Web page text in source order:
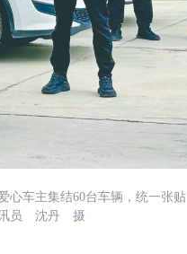
心车主集结60台车辆，统一张贴
讯员 沈丹 摄